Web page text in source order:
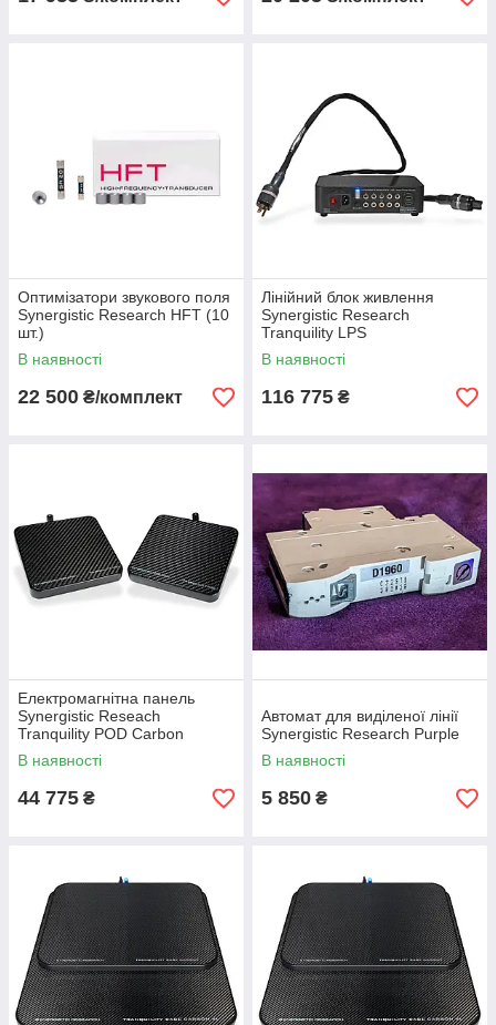
Оптимізатори звукового поля
Synergistic Research HFT (10
шт.)
В наявності
22 500 ₴/комплект
Лінійний блок живлення
Synergistic Research
Tranquility LPS
В наявності
116 775 ₴
Електромагнітна панель
Synergistic Reseach
Tranquility POD Carbon
В наявності
44 775 ₴
Автомат для виділеної лінії
Synergistic Research Purple
В наявності
5 850 ₴